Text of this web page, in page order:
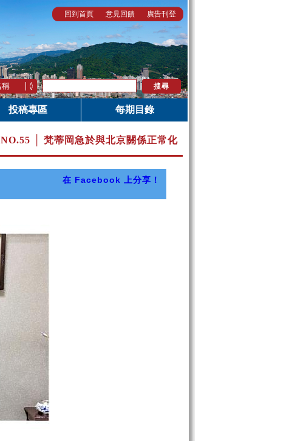
回到首頁 意見回饋 廣告刊登
投稿專區 每期目錄
NO.55 │ 梵蒂岡急於與北京關係正常化
在 Facebook 上分享！